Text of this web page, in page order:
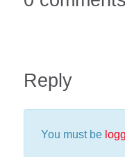
Reply
You must be